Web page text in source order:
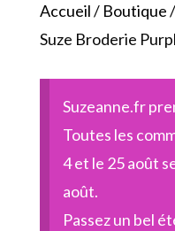
Accueil/ Boutique/
Suze Broderie
Suzeanne.fr
Toutes les
4 et le 25 août
août.
Passez un bel